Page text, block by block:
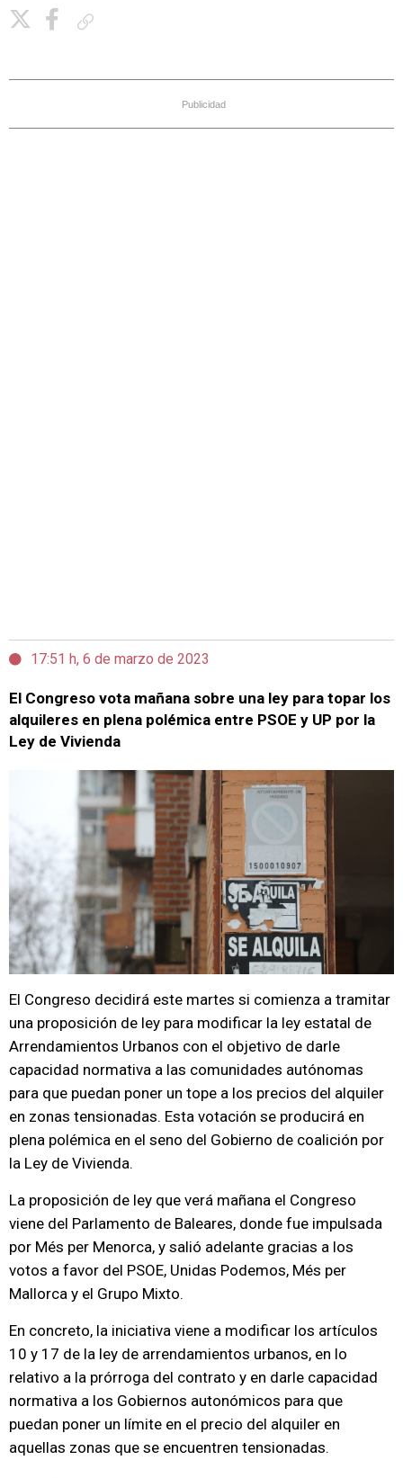
Publicidad
17:51 h, 6 de marzo de 2023
El Congreso vota mañana sobre una ley para topar los
alquileres en plena polémica entre PSOE y UP por la
Ley de Vivienda
El Congreso decidirá este martes si comienza a tramitar
una proposición de ley para modificar la ley estatal de
Arrendamientos Urbanos con el objetivo de darle
capacidad normativa a las comunidades autónomas
para que puedan poner un tope a los precios del alquiler
en zonas tensionadas. Esta votación se producirá en
plena polémica en el seno del Gobierno de coalición por
la Ley de Vivienda.
La proposición de ley que verá mañana el Congreso
viene del Parlamento de Baleares, donde fue impulsada
por Més per Menorca, y salió adelante gracias a los
votos a favor del PSOE, Unidas Podemos, Més per
Mallorca y el Grupo Mixto.
En concreto, la iniciativa viene a modificar los artículos
10 y 17 de la ley de arrendamientos urbanos, en lo
relativo a la prórroga del contrato y en darle capacidad
normativa a los Gobiernos autonómicos para que
puedan poner un límite en el precio del alquiler en
aquellas zonas que se encuentren tensionadas.